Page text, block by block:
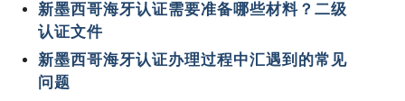
新墨西哥海牙认证需要准备哪些材料？二级
认证文件
新墨西哥海牙认证办理过程中汇遇到的常见
问题